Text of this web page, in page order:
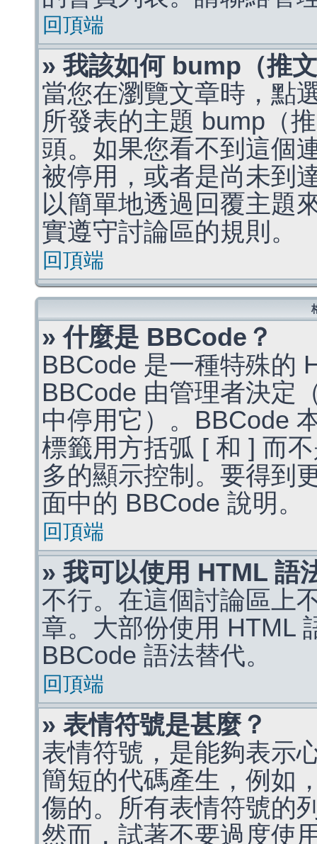
回頂端
» 我該如何 bump（推
當您在瀏覽文章時，點
所發表的主題 bump（
頭。如果您看不到這個
被停用，或者是尚未到
以簡單地透過回覆主題
實遵守討論區的規則。
回頂端
» 什麼是 BBCode？
BBCode 是一種特殊的
BBCode 由管理者決定
中停用它）。BBCode
標籤用方括弧 [ 和 ] 而
多的顯示控制。要得到
面中的 BBCode 說明。
回頂端
» 我可以使用 HTML 語
不行。在這個討論區上
章。大部份使用 HTML
BBCode 語法替代。
回頂端
» 表情符號是甚麼？
表情符號，是能夠表示
簡短的代碼產生，例如
傷的。所有表情符號的
然而，試著不要過度使